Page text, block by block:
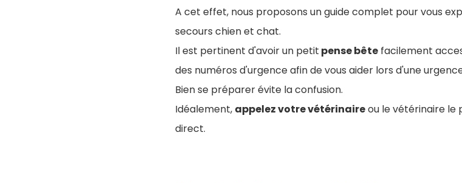
A cet effet, nous proposons un guide complet pour vous
secours chien et chat.
Il est pertinent d'avoir un petit pense bête facilement
des numéros d'urgence afin de vous aider lors d'une
Bien se préparer évite la confusion.
Idéalement, appelez votre vétérinaireou le vétérinaire le
direct.